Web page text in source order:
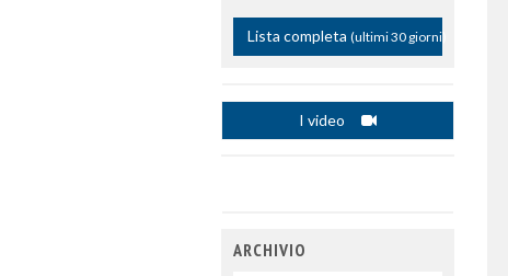
Lista completa (ultimi 30 giorni)
I video
ARCHIVIO